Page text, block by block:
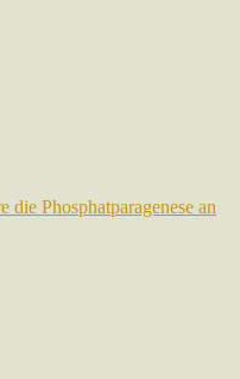
Phosphatparagenese an